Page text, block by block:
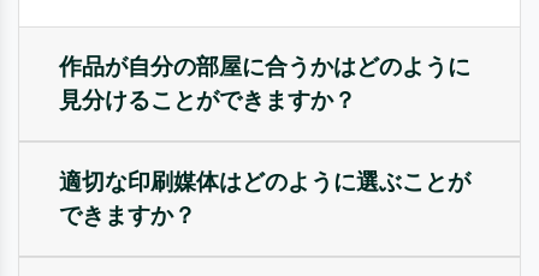
作品が自分の部屋に合うかはどのように
見分けることができますか？
適切な印刷媒体はどのように選ぶことが
できますか？